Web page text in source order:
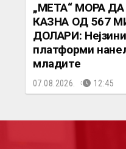
„МЕТА“ МОРА
КАЗНА ОД 567
ДОЛАРИ:
платформи
младите
07.08.2026. 12:45